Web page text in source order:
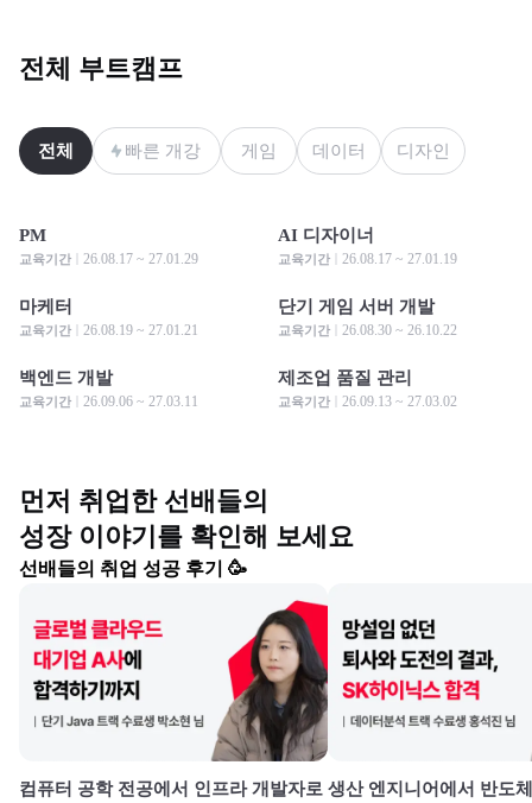
전체 부트캠프
전체 빠른 개강 게임 데이터 디자인
모집 중
모집 중
PM
교육기간 26.08.17 ~ 27.01.29
모집 중
모집 중
AI 디자이너
교육기간 26.08.17 ~ 27.01.19
모집 중
모집 중
마케터
교육기간 26.08.19 ~ 27.01.21
모집 중
모집 중
단기 게임 서버 개발
교육기간 26.08.30 ~ 26.10.22
모집 중
모집 중
백엔드 개발
교육기간 26.09.06 ~ 27.03.11
모집 중
모집 중
제조업 품질 관리
교육기간 26.09.13 ~ 27.03.02
먼저 취업한 선배들의
성장 이야기를 확인해 보세요
선배들의 취업 성공 후기 🥳
컴퓨터 공학 전공에서 인프라 개발자로 생산 엔지니어에서 반도